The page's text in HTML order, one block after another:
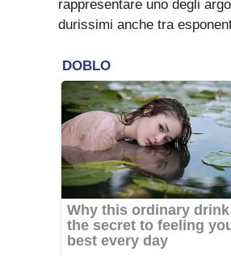
rappresentare uno degli
durissimi anche tra